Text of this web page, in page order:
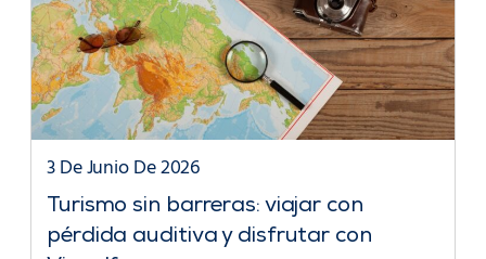
Turismo sin barreras: viajar con
pérdida auditiva y disfrutar con
3 De Junio De 2026